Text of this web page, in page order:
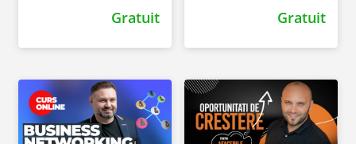
Gratuit
Sfaturi esentialeGratuit